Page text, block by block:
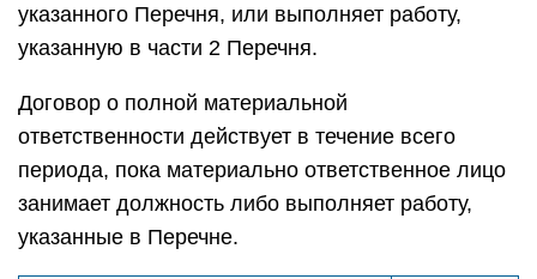
указанного Перечня, или выполняет работу,
указанную в части 2 Перечня.
Договор о полной материальной
ответственности действует в течение всего
периода, пока материально ответственное лицо
занимает должность либо выполняет работу,
указанные в Перечне.